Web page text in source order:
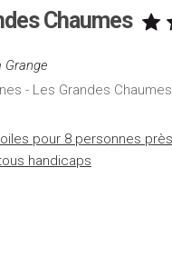
Chaumes
Grange
- Les Grandes Chaumes